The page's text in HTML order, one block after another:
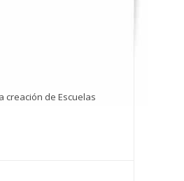
creación de Escuelas